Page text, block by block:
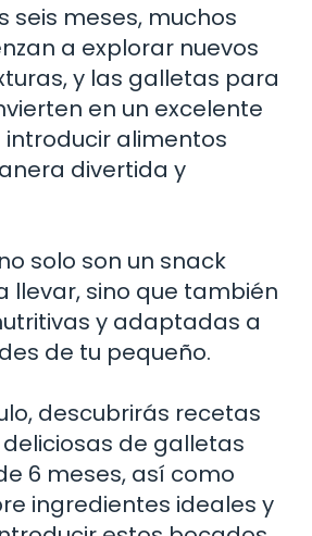
seis meses, muchos
a explorar nuevos
y las galletas para
en un excelente
alimentos
divertida y
solo son un snack
llevar, sino que también
y adaptadas a
de tu pequeño.
descubrirás recetas
de galletas
6 meses, así como
ingredientes ideales y